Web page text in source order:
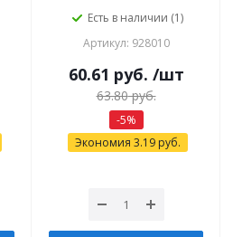
Есть в наличии (1)
Артикул: 928010
60.61 руб. /шт
63.80руб.
-5%
Экономия 3.19руб.